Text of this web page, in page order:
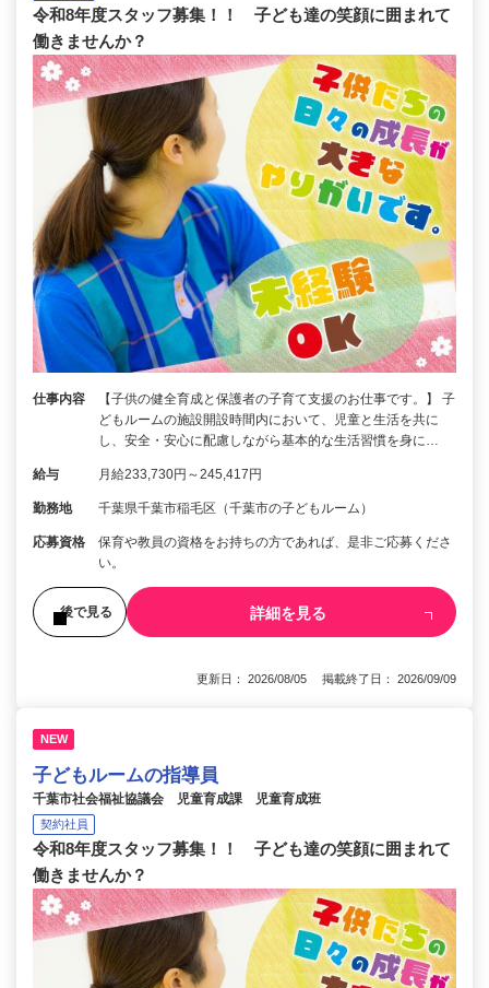
令和8年度スタッフ募集！！ 子ども達の笑顔に囲まれて
働きませんか？
仕事内容
【子供の健全育成と保護者の子育て支援のお仕事です。】 子
どもルームの施設開設時間内において、児童と生活を共に
し、安全・安心に配慮しながら基本的な生活習慣を身に…
給与 月給233,730円～245,417円
勤務地 千葉県千葉市稲毛区（千葉市の子どもルーム）
応募資格
保育や教員の資格をお持ちの方であれば、是非ご応募くださ
い。
後で見る 詳細を見る
更新日： 2026/08/05 掲載終了日： 2026/09/09
NEW
子どもルームの指導員
千葉市社会福祉協議会 児童育成課 児童育成班
契約社員
令和8年度スタッフ募集！！ 子ども達の笑顔に囲まれて
働きませんか？